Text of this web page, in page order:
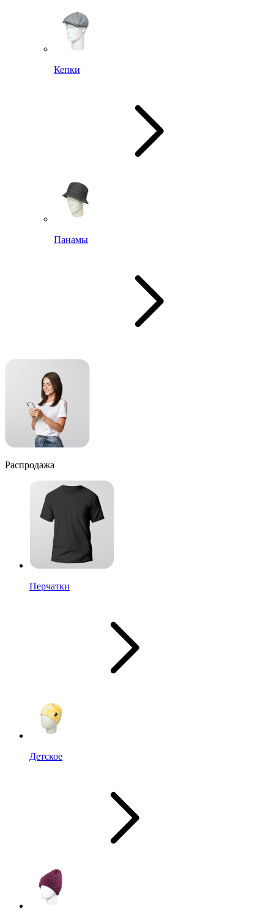
Кепки
Панамы
Распродажа
Перчатки
Детское